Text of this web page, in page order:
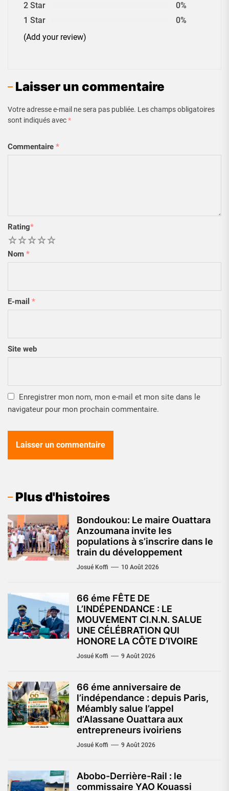
2 Star
0%
1 Star
0%
(Add your review)
Laisser un commentaire
Votre adresse e-mail ne sera pas publiée. Les champs obligatoires
sont indiqués avec*
Commentaire *
Rating*
5
4
3
2
Nom *
E-mail *
Site web
Enregistrer mon nom, mon e-mail et mon site dans le
navigateur pour mon prochain commentaire.
Plus d'histoires
Bondoukou: Le maire Ouattara
Anzoumana invite les
populations à s’inscrire dans le
train du développement
Josué Koffi 10 Août 2026
66 éme FÊTE DE
L’INDÉPENDANCE : LE
MOUVEMENT CI.N.N. SALUE
UNE CÉLÉBRATION QUI
HONORE LA CÔTE D’IVOIRE
Josué Koffi 9 Août 2026
66 éme anniversaire de
l’indépendance : depuis Paris,
Méambly salue l’appel
d’Alassane Ouattara aux
entrepreneurs ivoiriens
Josué Koffi 9 Août 2026
Abobo-Derrière-Rail : le
commissaire YAO Kouassi